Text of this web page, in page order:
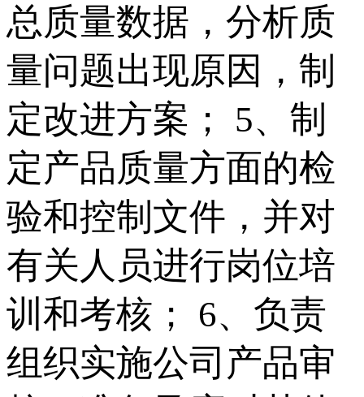
总质量数据，分析质
量问题出现原因，制
定改进方案； 5、制
定产品质量方面的检
验和控制文件，并对
有关人员进行岗位培
训和考核； 6、负责
组织实施公司产品审